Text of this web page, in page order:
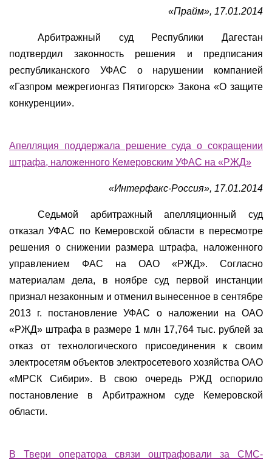
«Прайм», 17.01.2014
Арбитражный суд Республики Дагестан
подтвердил законность решения и предписания
республиканского УФАС о нарушении компанией
«Газпром межрегионгаз Пятигорск» Закона «О защите
конкуренции».
Апелляция поддержала решение суда о сокращении
штрафа, наложенного Кемеровским УФАС на «РЖД»
«Интерфакс-Россия», 17.01.2014
Седьмой арбитражный апелляционный суд
отказал УФАС по Кемеровской области в пересмотре
решения о снижении размера штрафа, наложенного
управлением ФАС на ОАО «РЖД». Согласно
материалам дела, в ноябре суд первой инстанции
признал незаконным и отменил вынесенное в сентябре
2013 г. постановление УФАС о наложении на ОАО
«РЖД» штрафа в размере 1 млн 17,764 тыс. рублей за
отказ от технологического присоединения к своим
электросетям объектов электросетевого хозяйства ОАО
«МРСК Сибири». В свою очередь РЖД оспорило
постановление в Арбитражном суде Кемеровской
области.
В Твери оператора связи оштрафовали за СМС-